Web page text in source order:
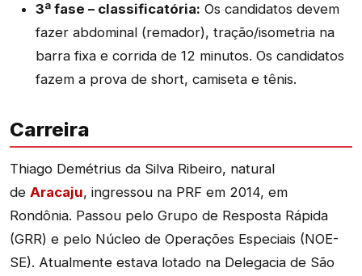
3ª fase – classificatória: Os candidatos devem
fazer abdominal (remador), tração/isometria na
barra fixa e corrida de 12 minutos. Os candidatos
fazem a prova de short, camiseta e tênis.
Carreira
Thiago Demétrius da Silva Ribeiro, natural
de Aracaju, ingressou na PRF em 2014, em
Rondônia. Passou pelo Grupo de Resposta Rápida
(GRR) e pelo Núcleo de Operações Especiais (NOE-
SE). Atualmente estava lotado na Delegacia de São